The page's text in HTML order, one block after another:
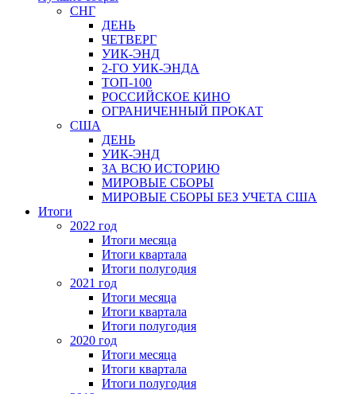
СНГ
ДЕНЬ
ЧЕТВЕРГ
УИК-ЭНД
2-ГО УИК-ЭНДА
ТОП-100
РОССИЙСКОЕ КИНО
ОГРАНИЧЕННЫЙ ПРОКАТ
США
ДЕНЬ
УИК-ЭНД
ЗА ВСЮ ИСТОРИЮ
МИРОВЫЕ СБОРЫ
МИРОВЫЕ СБОРЫ БЕЗ УЧЕТА США
Итоги
2022 год
Итоги месяца
Итоги квартала
Итоги полугодия
2021 год
Итоги месяца
Итоги квартала
Итоги полугодия
2020 год
Итоги месяца
Итоги квартала
Итоги полугодия